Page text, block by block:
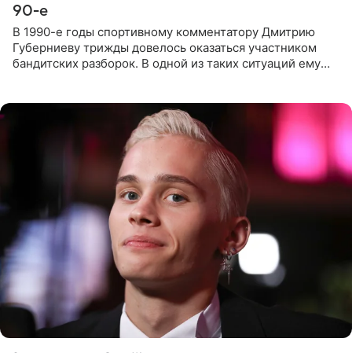
90-е
В 1990-е годы спортивному комментатору Дмитрию
Губерниеву трижды довелось оказаться участником
бандитских разборок. В одной из таких ситуаций ему